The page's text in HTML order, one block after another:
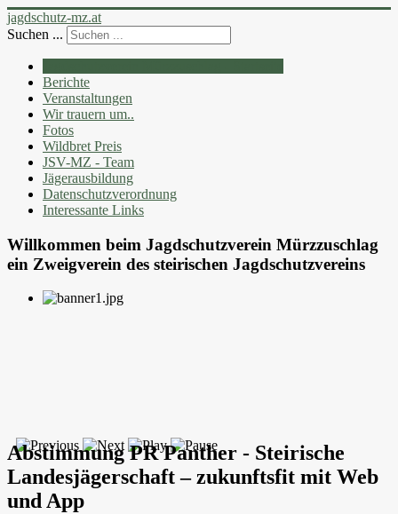
jagdschutz-mz.at
Suchen ...
Berichte
Veranstaltungen
Wir trauern um..
Fotos
Wildbret Preis
JSV-MZ - Team
Jägerausbildung
Datenschutzverordnung
Interessante Links
Willkommen beim Jagdschutzverein Mürzzuschlag
ein Zweigverein des steirischen Jagdschutzvereins
Abstimmung PR Panther - Steirische
Landesjägerschaft – zukunftsfit mit Web
und App